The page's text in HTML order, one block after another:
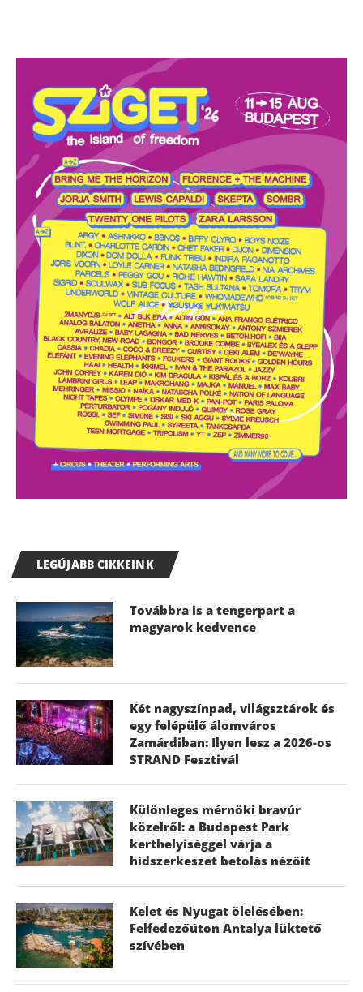
LEGÚJABB CIKKEINK
Továbbra is a tengerpart a
magyarok kedvence
Két nagyszínpad, világsztárok és
egy felépülő álomváros
Zamárdiban: Ilyen lesz a 2026-os
STRAND Fesztivál
Különleges mérnöki bravúr
közelről: a Budapest Park
kerthelyiséggel várja a
hídszerkeszet betolás nézőit
Kelet és Nyugat ölelésében:
Felfedezőúton Antalya lüktető
szívében